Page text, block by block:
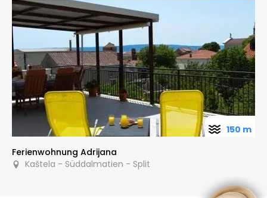
Ferienwohnung Adrijana
Kaštela - Süddalmatien - Split
150 m